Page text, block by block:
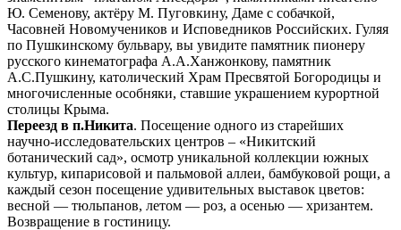
Ю. Семенову, актёру М. Пуговкину, Даме с собачкой,
Часовней Новомучеников и Исповедников Российских. Гуляя
по Пушкинскому бульвару, вы увидите памятник пионеру
русского кинематографа А.А.Ханжонкову, памятник
А.С.Пушкину, католический Храм Пресвятой Богородицы и
многочисленные особняки, ставшие украшением курортной
столицы Крыма.
Переезд в п.Никита. Посещение одного из старейших
научно-исследовательских центров – «Никитский
ботанический сад», осмотр уникальной коллекции южных
культур, кипарисовой и пальмовой аллеи, бамбуковой рощи, а
каждый сезон посещение удивительных выставок цветов:
весной — тюльпанов, летом — роз, а осенью — хризантем.
Возвращение в гостиницу.